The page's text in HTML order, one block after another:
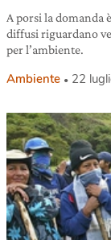
A porsi la domanda
diffusi riguardano
per l’ambiente.
Ambiente 22